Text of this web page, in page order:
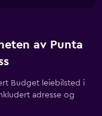
av Punta
Budget leiebilsted i
adresse og